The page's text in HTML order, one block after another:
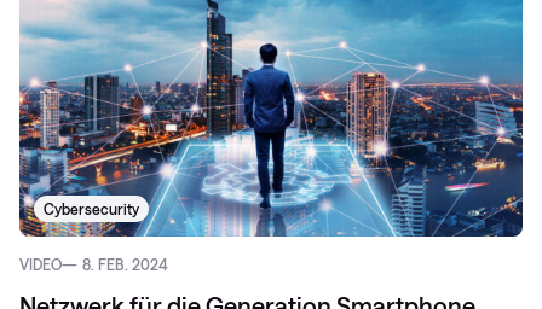
Cybersecurity
VIDEO 8. FEB. 2024